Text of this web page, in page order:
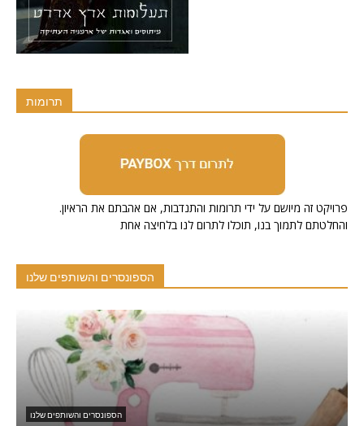
תרומות
.פרויקט זה מיושם על ידי תרומות והתנדבות, אם אהבתם את הראיון
והחלטתם לתמוך בנו, תוכלו לתרום לנו בלחיצה אחת
הספונסרים והשותפים שלנו
הספונסרים והשותפים שלנו